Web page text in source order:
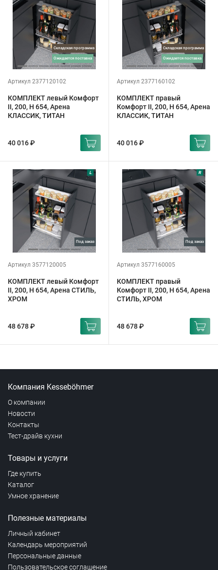
Складская программа
ожидается поставка
Артикул 2377120102
КОМПЛЕКТ левый Комфорт
II, 200, H 654, Арена
КЛАССИК, ТИТАН
40 016 ₽
Складская программа
ожидается поставка
Артикул 2377160102
КОМПЛЕКТ правый
Комфорт II, 200, H 654, Арена
КЛАССИК, ТИТАН
40 016 ₽
под заказ
Артикул 3577120005
КОМПЛЕКТ левый Комфорт
II, 200, H 654, Арена СТИЛЬ,
ХРОМ
48 678 ₽
под заказ
Артикул 3577160005
КОМПЛЕКТ правый
Комфорт II, 200, H 654, Арена
СТИЛЬ, ХРОМ
48 678 ₽
Компания Kesseböhmer
О компании
Новости
Контакты
Тест-драйв кухни
Товары и услуги
Где купить
Каталог
Умное хранение
Полезные материалы
Личный кабинет
Календарь мероприятий
Персональные данные
Пользовательское соглашение